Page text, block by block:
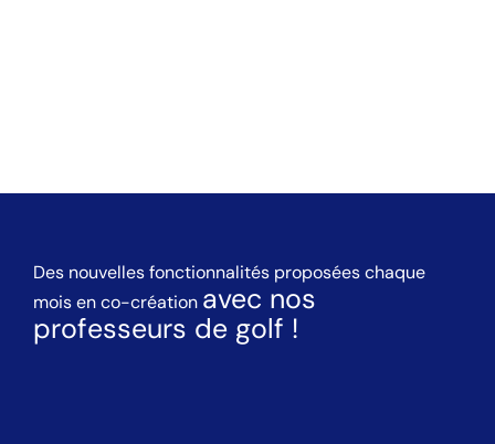
Des nouvelles fonctionnalités proposées chaque
mois en co-création avec nos
professeurs de golf !